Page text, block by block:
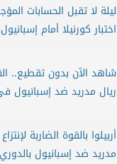
ليلة لا تقبل الحسابات
اختبار كورنيلا أمام
شاهد الآن بدون تقطيع..
ريال مدريد ضد إسبانيول
أربيلوا بالقوة الضاربة
مدريد ضد إسبانيول